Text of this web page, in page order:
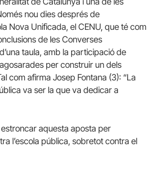
nou dies després de
Nova Unificada, el CENU, que té com
de les Converses
taula, amb la participació de
per construir un dels
com afirma Josep Fontana (3): “La
va ser la que va dedicar a
aquesta aposta per
l’escola pública, sobretot contra el